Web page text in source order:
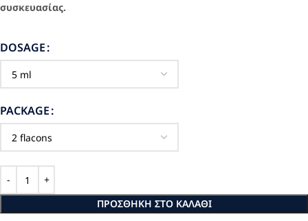
συσκευασίας.
DOSAGE
PACKAGE
ΠΡΟΣΘΉΚΗ ΣΤΟ ΚΑΛΆΘΙ